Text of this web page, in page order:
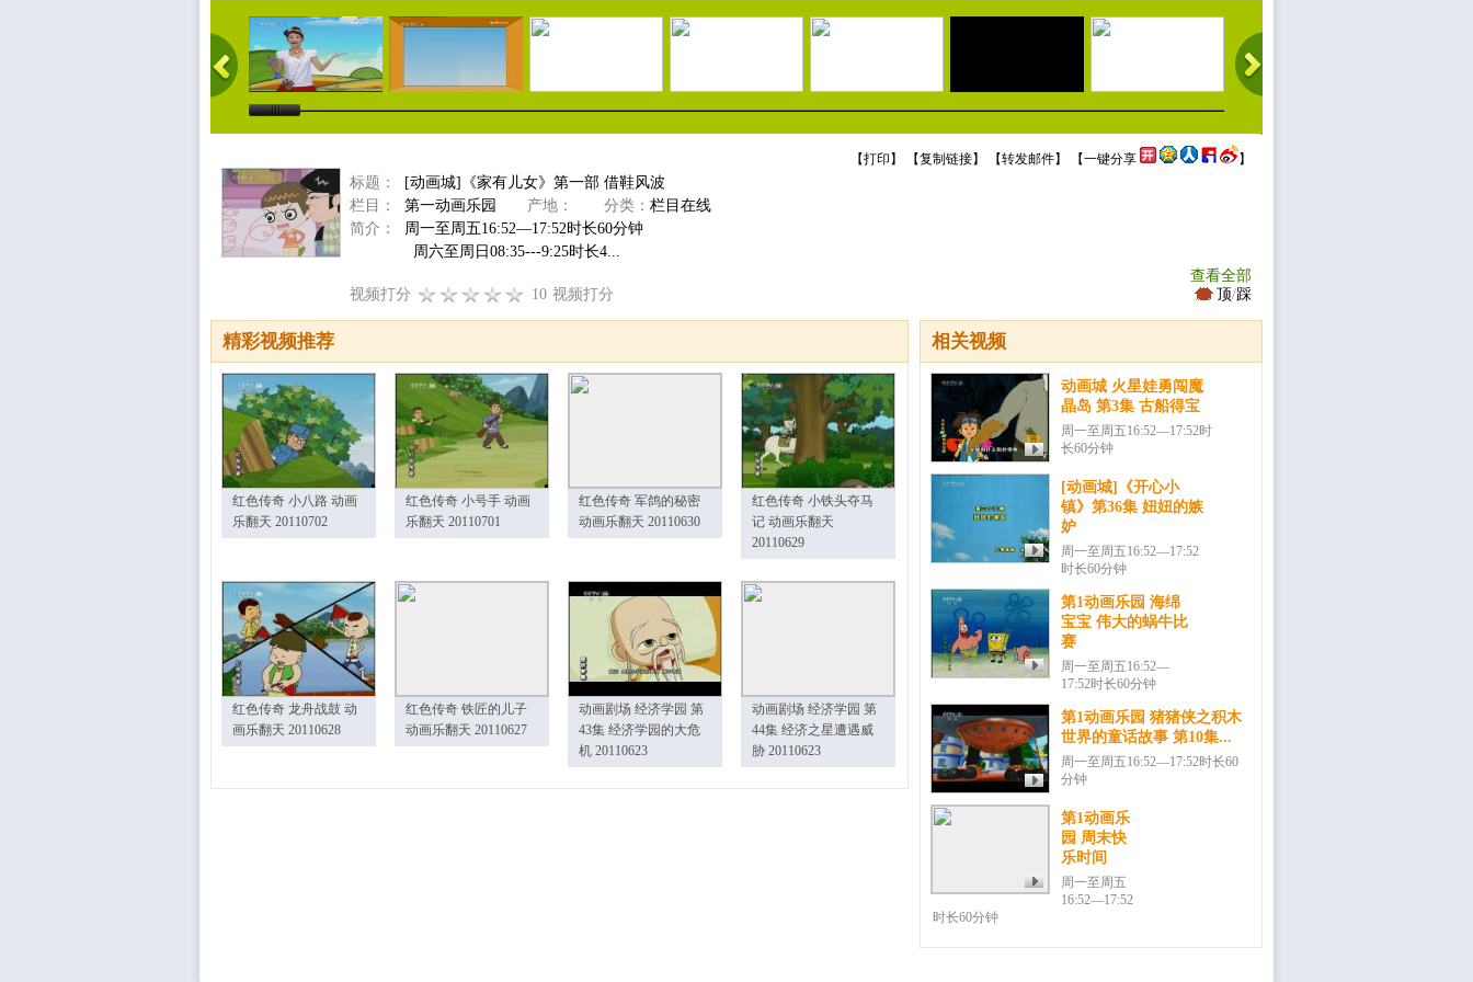
【打印 】 【复制链接】 【转发邮件】 【一键分享 】
标题：
[动画城]《家有儿女》第一部 借鞋风波
栏目：
第一动画乐园 产地： 分类： 栏目在线
简介：
周一至周五16:52—17:52时长60分钟
周六至周日08:35---9:25时长4...
查看全部
视频打分
10 视频打分 顶/踩
相关视频
动画城 火星娃勇闯魔
晶岛 第3集 古船得宝
周一至周五16:52—17:52时
长60分钟
[动画城]《开心小
镇》第36集 妞妞的嫉
妒
周一至周五16:52—17:52
时长60分钟
第1动画乐园 海绵
宝宝 伟大的蜗牛比
赛
周一至周五16:52—
17:52时长60分钟
第1动画乐园 猪猪侠之积木
世界的童话故事 第10集...
周一至周五16:52—17:52时长60
分钟
第1动画乐
园 周末快
乐时间
周一至周五
16:52—17:52
时长60分钟
精彩视频推荐
红色传奇 小八路 动画
乐翻天 20110702
红色传奇 小号手 动画
乐翻天 20110701
红色传奇 军鸽的秘密
动画乐翻天 20110630
红色传奇 小铁头夺马
记 动画乐翻天
20110629
红色传奇 龙舟战鼓 动
画乐翻天 20110628
红色传奇 铁匠的儿子
动画乐翻天 20110627
动画剧场 经济学园 第
43集 经济学园的大危
机 20110623
动画剧场 经济学园 第
44集 经济之星遭遇威
胁 20110623